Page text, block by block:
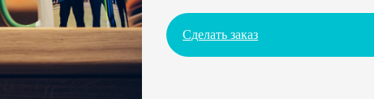
Сделать заказ